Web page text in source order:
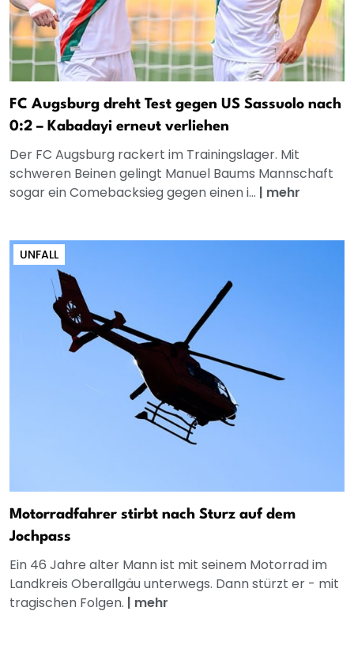
FC Augsburg dreht Test gegen US Sassuolo nach
0:2 – Kabadayi erneut verliehen
Der FC Augsburg rackert im Trainingslager. Mit
schweren Beinen gelingt Manuel Baums Mannschaft
sogar ein Comebacksieg gegen einen i... | mehr
UNFALL
Motorradfahrer stirbt nach Sturz auf dem
Jochpass
Ein 46 Jahre alter Mann ist mit seinem Motorrad im
Landkreis Oberallgäu unterwegs. Dann stürzt er - mit
tragischen Folgen. | mehr